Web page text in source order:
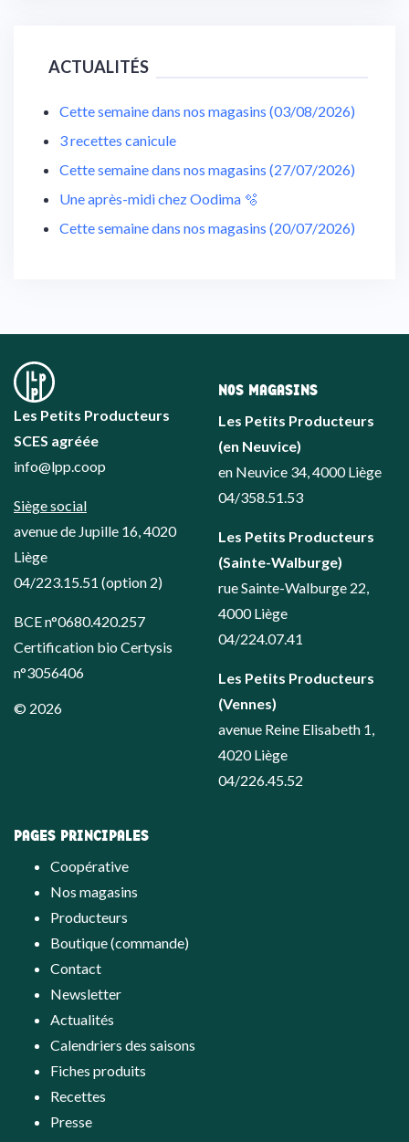
ACTUALITÉS
Cette semaine dans nos magasins (03/08/2026)
3 recettes canicule
Cette semaine dans nos magasins (27/07/2026)
Une après-midi chez Oodima 🫧
Cette semaine dans nos magasins (20/07/2026)
Les Petits Producteurs
SCES agréée
info@lpp.coop
Siège social
avenue de Jupille 16, 4020
Liège
04/223.15.51 (option 2)
BCE n°0680.420.257
Certification bio Certysis
n°3056406
© 2026
NOS MAGASINS
Les Petits Producteurs
(en Neuvice)
en Neuvice 34, 4000 Liège
04/358.51.53
Les Petits Producteurs
(Sainte-Walburge)
rue Sainte-Walburge 22,
4000 Liège
04/224.07.41
Les Petits Producteurs
(Vennes)
avenue Reine Elisabeth 1,
4020 Liège
04/226.45.52
PAGES PRINCIPALES
Coopérative
Nos magasins
Producteurs
Boutique (commande)
Contact
Newsletter
Actualités
Calendriers des saisons
Fiches produits
Recettes
Presse